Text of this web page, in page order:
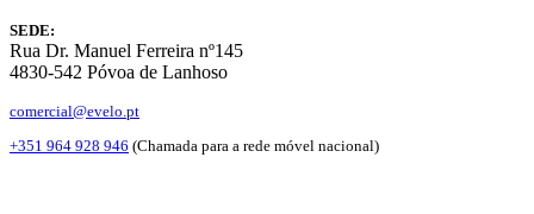
SEDE:
Rua Dr. Manuel Ferreira nº145
4830-542 Póvoa de Lanhoso
comercial@evelo.pt
+351 964 928 946 (Chamada para a rede móvel nacional)